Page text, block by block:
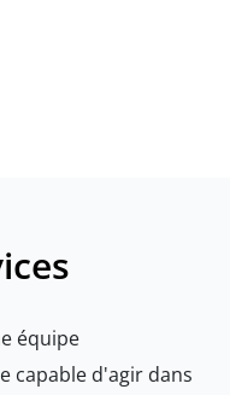
équipe
capable d'agir dans